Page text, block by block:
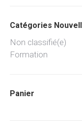
Catégories
Non classifié(e)
Formation
Panier